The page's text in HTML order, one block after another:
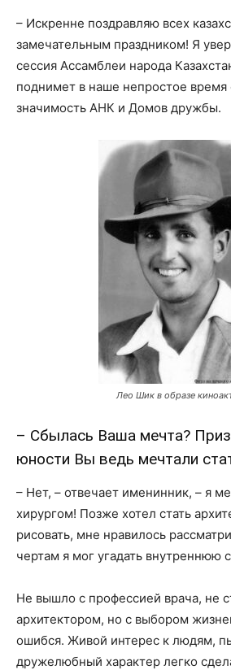
– Искренне поздравляю всех
замечательным праздником! Я
сессия Ассамблеи народа
поднимет в наше непростое время
значимость АНК и Домов дружбы.
Лео Шик в образе
– Сбылась Ваша мечта?
юности Вы ведь мечтали
– Нет, – отвечает именинник, – я
хирургом! Позже хотел стать
рисовать, мне нравилось
чертам я мог угадать внутреннюю
Не вышло с профессией врача, не
архитектором, но с выбором
ошибся. Живой интерес к людям,
дружелюбный характер легко